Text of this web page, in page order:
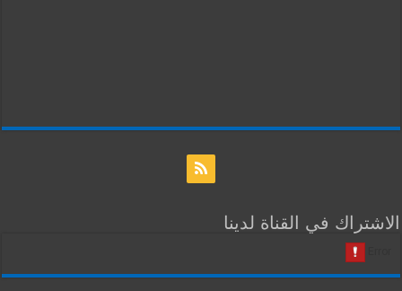
الاشتراك في القناة لدينا